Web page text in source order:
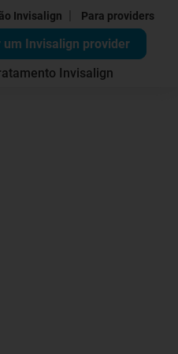
Invisalign Para providers
um Invisalign provider
Invisalign